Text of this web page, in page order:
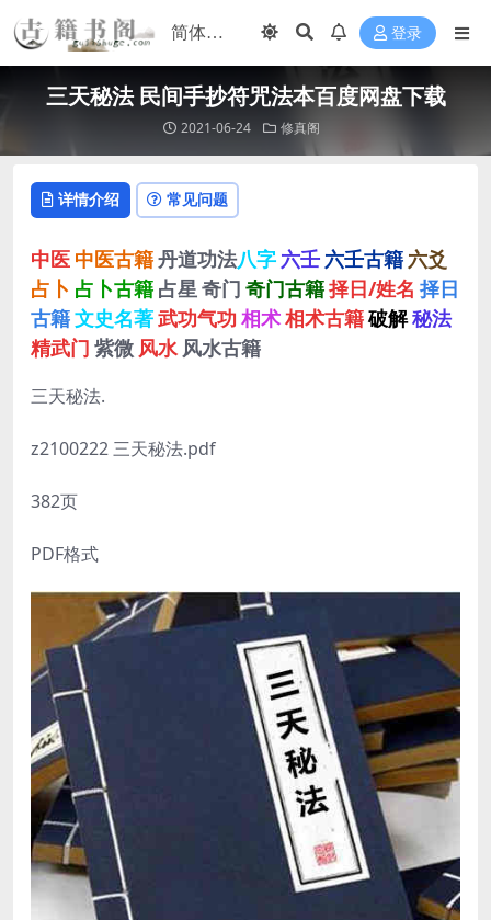
登录
三天秘法 民间手抄符咒法本百度网盘下载
2021-06-24 修真阁
详情介绍 常见问题
中医 中医古籍丹道功法八字 六壬 六壬古籍 六爻
占卜 占卜古籍 占星 奇门 奇门古籍择日/姓名 择日
古籍文史名著武功气功 相术相术古籍破解秘法
精武门 紫微 风水 风水古籍
三天秘法.
z2100222 三天秘法.pdf
382页
PDF格式